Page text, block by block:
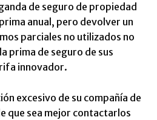
de seguro de propiedad
anual, pero devolver un
parciales no utilizados no
prima de seguro de sus
innovador.
excesivo de su compañía de
que sea mejor contactarlos